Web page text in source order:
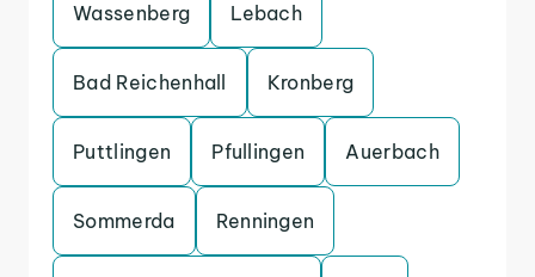
Wassenberg Lebach
Bad Reichenhall Kronberg
Puttlingen Pfullingen Auerbach
Sommerda Renningen